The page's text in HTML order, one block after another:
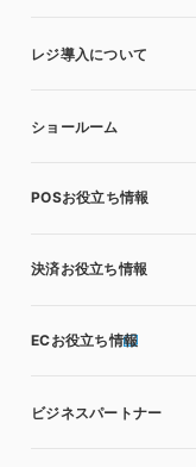
レジ導入について
ショールーム
POSお役立ち情報
決済お役立ち情報
ECお役立ち情報
ビジネスパートナー